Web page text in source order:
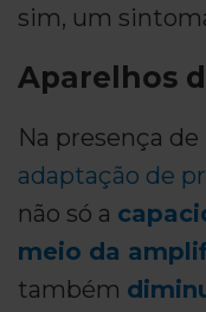
sim, um
Aparelhos
Na presença
adaptação de
não só a
meio da
também